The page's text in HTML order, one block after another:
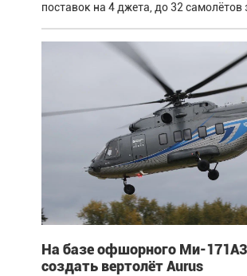
поставок на 4 джета, до 32 самолётов
На базе офшорного Ми-
создать вертолёт Aurus